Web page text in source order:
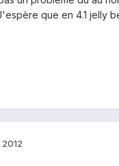
que en 4.1 jelly